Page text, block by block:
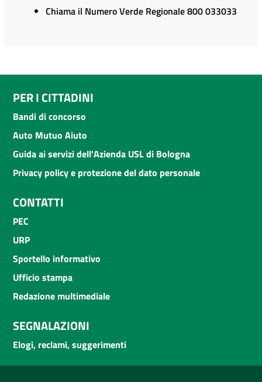
Chiama il Numero Verde Regionale 800 033033
PER I CITTADINI
Bandi di concorso
Auto Mutuo Aiuto
Guida ai servizi dell'Azienda USL di Bologna
Privacy policy e protezione del dato personale
CONTATTI
PEC
URP
Sportello informativo
Ufficio stampa
Redazione multimediale
SEGNALAZIONI
Elogi, reclami, suggerimenti